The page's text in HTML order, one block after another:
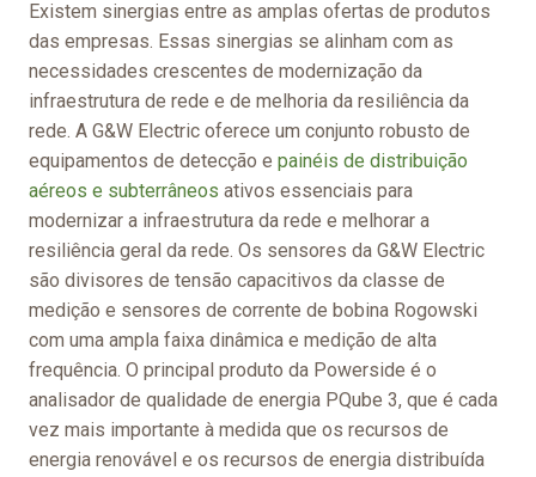
Existem sinergias entre as amplas ofertas de produtos
das empresas. Essas sinergias se alinham com as
necessidades crescentes de modernização da
infraestrutura de rede e de melhoria da resiliência da
rede. A G&W Electric oferece um conjunto robusto de
equipamentos de detecção e painéis de distribuição
aéreos e subterrâneos ativos essenciais para
modernizar a infraestrutura da rede e melhorar a
resiliência geral da rede. Os sensores da G&W Electric
são divisores de tensão capacitivos da classe de
medição e sensores de corrente de bobina Rogowski
com uma ampla faixa dinâmica e medição de alta
frequência. O principal produto da Powerside é o
analisador de qualidade de energia PQube 3, que é cada
vez mais importante à medida que os recursos de
energia renovável e os recursos de energia distribuída